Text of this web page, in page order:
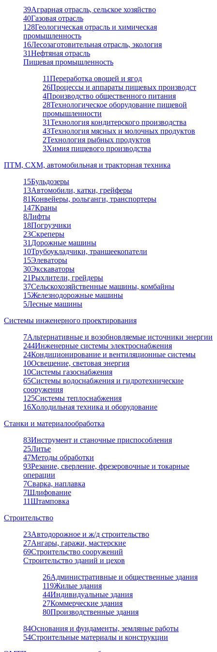
39Аграрная отрасль, сельское хозяйство
40Газовая отрасль
128Геологическая отрасль и химическая
промышленность
16Лесозаготовительная отрасль, экология
31Нефтяная отрасль
Пищевая промышленность
11Переработка овощей и ягод
26Процессы и аппараты пищевых производст
4Производство общественного питания
28Технологическое оборудование пищевой
промышленности
31Технология кондитерского производства
43Технология мясных и молочных продуктов
2Технология рыбных продуктов
3Химия пищевого производства
ПТМ, СХМ, автомобильная и тракторная техника
15Бульдозеры
13Автомобили, катки, грейферы
81Конвейеры, рольганги, транспортеры
147Краны
8Лифты
18Погрузчики
23Скреперы
31 Дорожные машины
10Трубоукладчики, траншеекопатели
15Элеваторы
30Экскаваторы
21Рыхлители, грейдеры
37Сельскохозяйственные машины, комбайны
15Железнодорожные машины
5Лесные машины
Системы инженерного проектирования
7Альтернативные и возобновляемые источники энергии
244Инженерные системы электроснабжения
24Кондиционирование и вентиляционные системы
10Освещение, световая энергия
10Системы газоснабжения
65Системы водоснабжения и гидротехнические
сооружения
125Системы теплоснабжения
16Холодильная техника и оборудование
Станки и материалообработка
83Инструмент и станочные приспособления
25Литье
47Методы обработки
93Резание, сверление, фрезеровочные и токарные
операции
7Сварка, наплавка
7Шлифование
11Штамповка
Строительство
23Автодорожное и ж/д строительство
27Ангары, гаражи, мастерские
69Строительство сооружений
Строительство зданий и цехов
26Административные и общественные здания
119Жилые здания
44Индивидуальные здания
27Коммерческие здания
80Производственные здания
84Основания и фундаменты, земляные работы
54Строительные материалы и конструкции